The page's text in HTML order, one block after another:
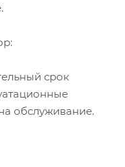
срок
обслуживание.